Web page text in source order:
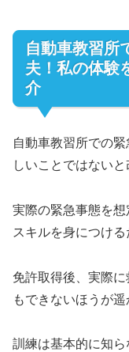
自動車教習所
夫！私の体験
介
自動車教習所での
しいことではないと
実際の緊急事態を
スキルを身につける
免許取得後、実際
もできないほうが遥
訓練は基本的に知